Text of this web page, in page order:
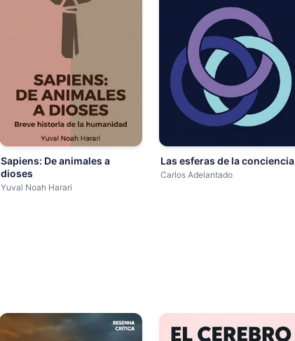
Sapiens: De animales a
dioses
Yuval Noah Harari
Las esferas de la conciencia
Carlos Adelantado